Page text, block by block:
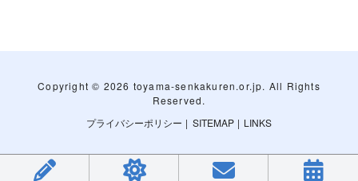
Copyright © 2026 toyama-senkakuren.or.jp. All Rights
Reserved.
プライバシーポリシー | SITEMAP| LINKS